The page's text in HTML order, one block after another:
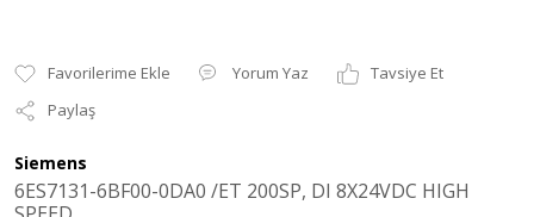
Yorum Yaz
Tavsiye Et
Paylaş
Siemens
6ES7131-6BF00-0DA0 /ET 200SP, DI 8X24VDC HIGH